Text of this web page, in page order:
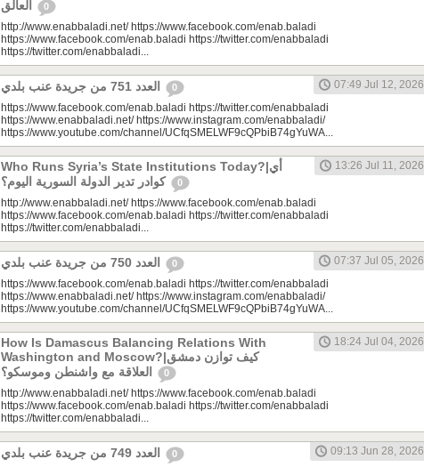
0
http://www.enabbaladi.net/ https://www.facebook.com/enab.baladi
https://www.facebook.com/enab.baladi https://twitter.com/enabbaladi
https://twitter.com/enabbaladi...
0
07:49 Jul 12, 2026
https://www.facebook.com/enab.baladi https://twitter.com/enabbaladi
https://www.enabbaladi.net/ https://www.instagram.com/enabbaladi/
https://www.youtube.com/channel/UCfqSMELWF9cQPbiB74gYuWA...
Who Runs Syria’s State Institutions Today?|أي
كوادر تدير الدولة السورية اليوم؟
0
13:26 Jul 11, 2026
http://www.enabbaladi.net/ https://www.facebook.com/enab.baladi
https://www.facebook.com/enab.baladi https://twitter.com/enabbaladi
https://twitter.com/enabbaladi...
0
07:37 Jul 05, 2026
https://www.facebook.com/enab.baladi https://twitter.com/enabbaladi
https://www.enabbaladi.net/ https://www.instagram.com/enabbaladi/
https://www.youtube.com/channel/UCfqSMELWF9cQPbiB74gYuWA...
How Is Damascus Balancing Relations With
Washington and Moscow?|كيف توازن دمشق
0
18:24 Jul 04, 2026
http://www.enabbaladi.net/ https://www.facebook.com/enab.baladi
https://www.facebook.com/enab.baladi https://twitter.com/enabbaladi
https://twitter.com/enabbaladi...
0
09:13 Jun 28, 2026